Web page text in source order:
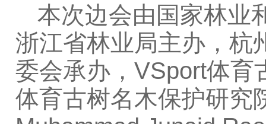
本次边会由国家林业
浙江省林业局主办，杭
委会承办，VSport体育
体育古树名木保护研究